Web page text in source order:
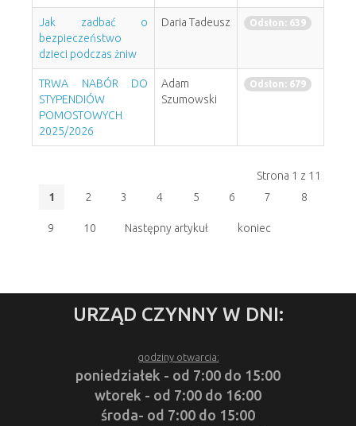
Jak zadbać o
bezpieczeństwo
dzieci podczas żniw
Daria Tadeusz Odsłon: 639
TRWA NABÓR DO
STYPENDIÓW
POMOSTOWYCH
2025/2026
Adam
Szumowski
Odsłon: 679
Strona 1 z 11
1
2 3 4 5 6 7 8
9 10 Następny artykuł koniec
URZĄD CZYNNY W DNI:
godziny otwarcia:
poniedziałek - od 7:00 do 15:00
wtorek - od 7:00 do 16:00
środa- od 7:00 do 15:00